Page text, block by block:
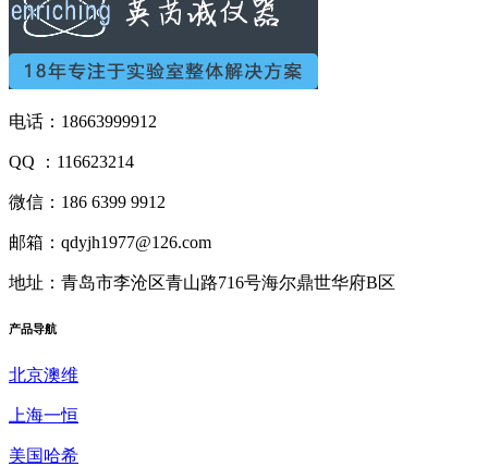
电话：18663999912
QQ ：116623214
微信：186 6399 9912
邮箱：qdyjh1977@126.com
地址：青岛市李沧区青山路716号海尔鼎世华府B区
产品导航
北京澳维
上海一恒
美国哈希